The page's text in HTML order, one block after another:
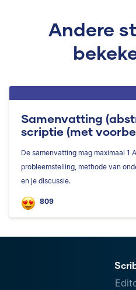
Andere
Samenvatting
scriptie (met
De samenvatting mag maximaal 1
probleemstelling, methode van
en je discussie.
809